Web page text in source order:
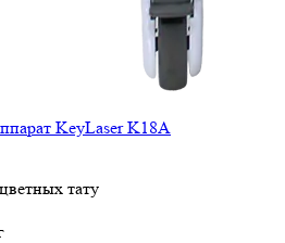
KeyLaser K18A
тату